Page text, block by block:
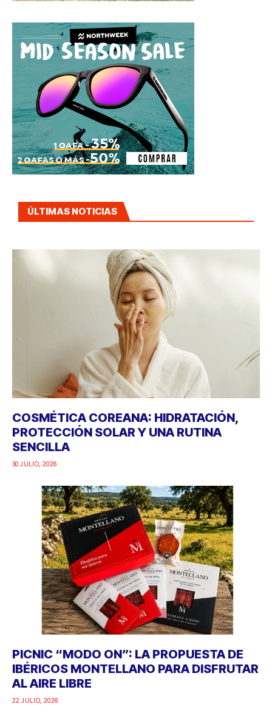
ÚLTIMAS NOTICIAS
COSMÉTICA COREANA: HIDRATACIÓN,
PROTECCIÓN SOLAR Y UNA RUTINA
SENCILLA
30 JULIO, 2026
PICNIC “MODO ON”: LA PROPUESTA DE
IBÉRICOS MONTELLANO PARA DISFRUTAR
AL AIRE LIBRE
22 JULIO, 2026